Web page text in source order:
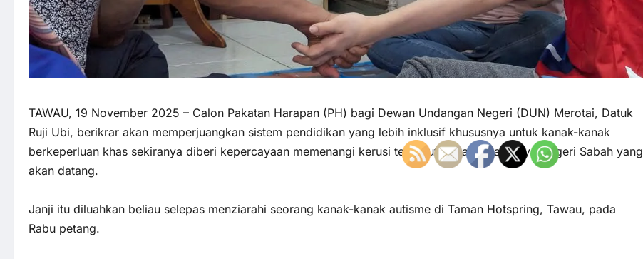
TAWAU, 19 November 2025 – Calon Pakatan Harapan (PH) bagi Dewan Undangan Negeri (DUN) Merotai, Datuk
Ruji Ubi, berikrar akan memperjuangkan sistem pendidikan yang lebih inklusif khususnya untuk kanak-kanak
berkeperluan khas sekiranya diberi kepercayaan memenangi kerusi tersebut pada Pilihan Raya Negeri Sabah yang
akan datang.
Janji itu diluahkan beliau selepas menziarahi seorang kanak-kanak autisme di Taman Hotspring, Tawau, pada
Rabu petang.